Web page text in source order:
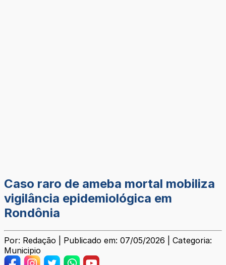
Caso raro de ameba mortal mobiliza
vigilância epidemiológica em
Rondônia
Por: Redação | Publicado em: 07/05/2026 | Categoria:
Municipio